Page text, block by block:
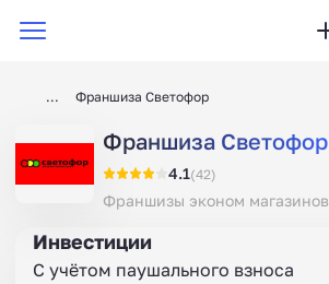
Франшиза Светофор
Франшиза Светофор
4.1(42)
Франшизы эконом магазинов
Инвестиции
С учётом паушального взноса